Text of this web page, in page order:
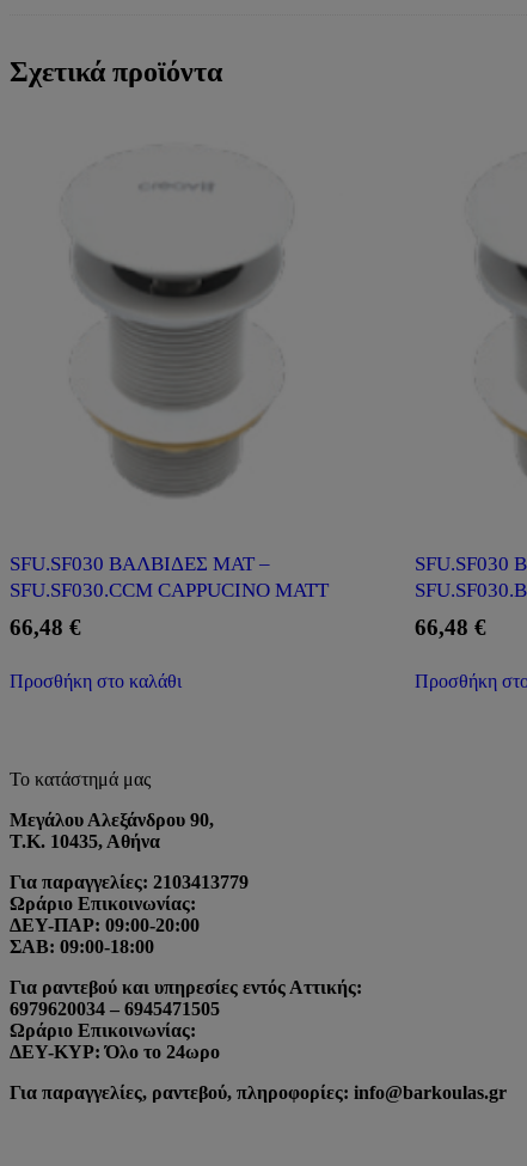
Σχετικά προϊόντα
SFU.SF030 ΒΑΛΒΙΔΕΣ ΜΑΤ –
SFU.SF030.CCM CAPPUCINO MATT
66,48 €
Προσθήκη στο καλάθι
66,48€
Προσθήκη
Το κατάστημά μας
Μεγάλου Αλεξάνδρου 90,
Τ.Κ. 10435, Αθήνα
Για παραγγελίες: 2103413779
Ωράριο Επικοινωνίας:
ΔΕΥ-ΠΑΡ: 09:00-20:00
ΣΑΒ: 09:00-18:00
Για ραντεβού και υπηρεσίες εντός Αττικής:
6979620034 – 6945471505
Ωράριο Επικοινωνίας:
ΔΕΥ-ΚΥΡ: Όλο το 24ωρο
Για παραγγελίες, ραντεβού, πληροφορίες: info@barkoulas.gr